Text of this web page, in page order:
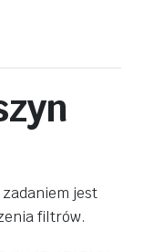
zadaniem jest
filtrów.